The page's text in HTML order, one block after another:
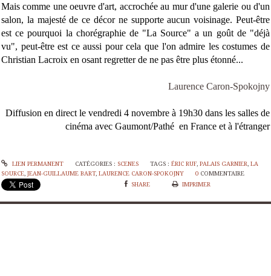
Mais comme une oeuvre d'art, accrochée au mur d'une galerie ou d'un
salon, la majesté de ce décor ne supporte aucun voisinage. Peut-être
est ce pourquoi la chorégraphie de "La Source" a un goût de "déjà
vu", peut-être est ce aussi pour cela que l'on admire les costumes de
Christian Lacroix en osant regretter de ne pas être plus étonné...
Laurence Caron-Spokojny
Diffusion en direct le vendredi 4 novembre à 19h30 dans les salles de
cinéma avec Gaumont/Pathé en France et à l'étranger
LIEN PERMANENT CATÉGORIES : SCENES TAGS :ÉRIC RUF ,PALAIS GARNIER ,LA
SOURCE JEAN-GUILLAUME BART, LAURENCE CARON-SPOKOJNY 0 COMMENTAIRE
SHARE
IMPRIMER